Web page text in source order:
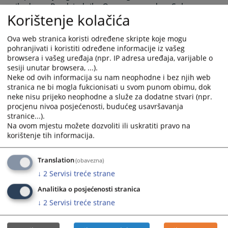
mail adresu Predsjednika Osnovnog suda u Sokocu
branka.malovic@pravosudje.ba
5552PREGLEDA
Korištenje kolačića
Ova web stranica koristi određene skripte koje mogu
pohranjivati i koristiti određene informacije iz vašeg
browsera i vašeg uređaja (npr. IP adresa uređaja, varijable o
sesiji unutar browsera, ...).
Neke od ovih informacija su nam neophodne i bez njih web
stranica ne bi mogla fukcionisati u svom punom obimu, dok
neke nisu prijeko neophodne a služe za dodatne stvari (npr.
procjenu nivoa posjećenosti, budućeg usavršavanja
stranice...).
Na ovom mjestu možete dozvoliti ili uskratiti pravo na
korištenje tih informacija.
Translation(obavezna)
↓ 2 Servisi treće strane
Analitika o posjećenosti stranica
↓ 2 Servisi treće strane